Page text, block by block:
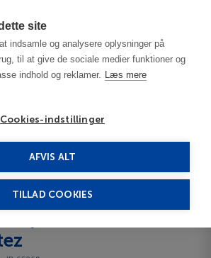
site
indsamle og analysere oplysninger på
til at give de sociale medier funktioner og
indhold og reklamer. Læs mere
Cookies-indstillinger
AFVIS ALT
TILLAD COOKIES
Mesa Verde National Park - CO
Mesa Verde-Cortez 3***